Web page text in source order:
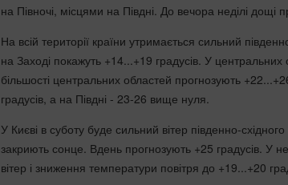
на Півночі, місцями на Півдні. До вечора неділі дощі
На всій території країни утримається сильний
на Заході покажуть +14...+19 градусів. У
більшості центральних областей прогнозують
градусів, а на Півдні - 23-26 вище нуля.
У Києві в суботу буде сильний вітер південно-
закриють сонце. Вдень прогнозують +25 градусів. У
вітер і зниження температури повітря до +19...+20